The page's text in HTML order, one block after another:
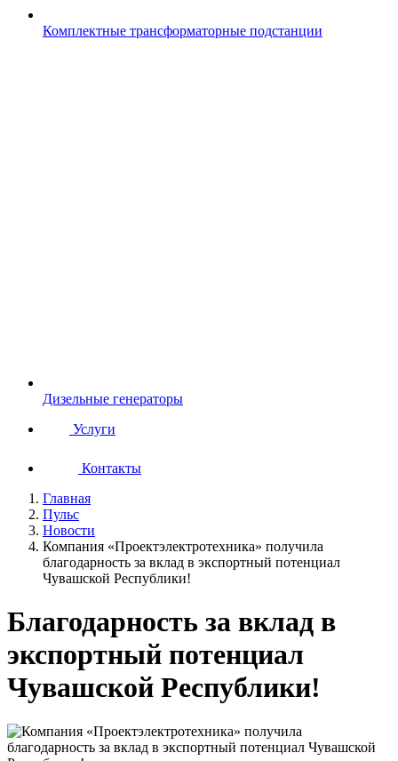
Комплектные трансформаторные подстанции
Дизельные генераторы
Услуги
Контакты
Главная
Пульс
Новости
Компания «Проектэлектротехника» получила
благодарность за вклад в экспортный потенциал
Чувашской Республики!
Благодарность за вклад в
экспортный потенциал
Чувашской Республики!